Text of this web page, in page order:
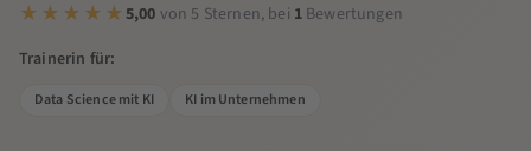
5,00 von 5 Sternen, bei 1 Bewertungen
Trainerin für:
Data Science mit KI KI im Unternehmen